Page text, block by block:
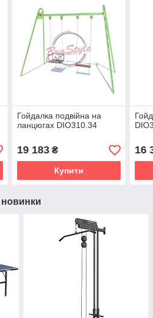
Гойдалка подвійна на
ланцюгах DIO310.34
19 183₴
Купити
16
новинки